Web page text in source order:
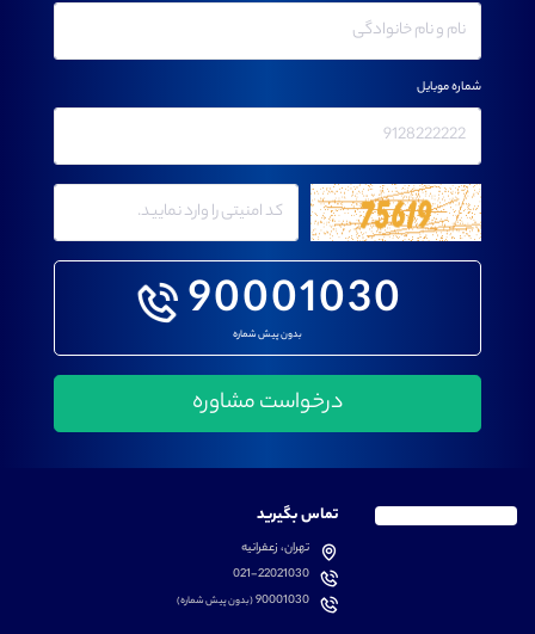
90001030
بدون پیش شماره
شماره موبایل
تماس بگیرید
تهران، زعفرانیه
021-22021030
90001030(بدون پیش شماره)